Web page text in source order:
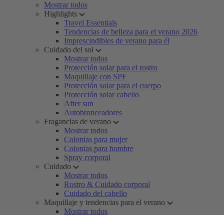
Mostrar todos
Highlights
Travel Essentials
Tendencias de belleza para el verano 2026
Imprescindibles de verano para él
Cuidado del sol
Mostrar todos
Protección solar para el rostro
Maquillaje con SPF
Protección solar para el cuerpo
Protección solar cabello
After sun
Autobronceadores
Fragancias de verano
Mostrar todos
Colonias para mujer
Colonias para hombre
Spray corporal
Cuidado
Mostrar todos
Rostro & Cuidado corporal
Cuidado del cabello
Maquillaje y tendencias para el verano
Mostrar todos